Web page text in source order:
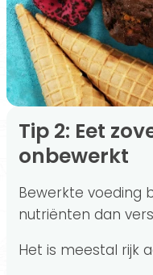
Tip 2: Eet zoveel mogelijk
onbewerkt
Bewerkte voeding
nutriënten dan
Het is meestal rijk